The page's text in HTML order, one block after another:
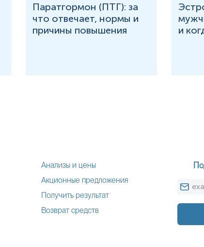
Паратгормон (ПТГ): за
что отвечает, нормы и
причины повышения
и
Анализы и цены
Акционные предложения
Получить результат
Возврат средств